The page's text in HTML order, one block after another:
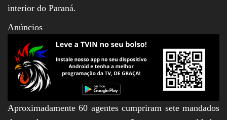
interior do Paraná.
Anúncios
Aproximadamente 60 agentes cumpriram sete mandados